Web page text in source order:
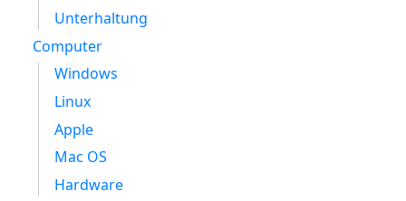
Unterhaltung
Computer
Windows
Linux
Apple
Mac OS
Hardware